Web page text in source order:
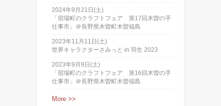
2024年9月21日(土)
「宿場町のクラフトフェア 第17回木曽の手
仕事市」＠長野県木曽町木曽福島
2023年11月11日(土)
世界キャラクターさみっと in 羽生 2023
2023年9月9日(土)
「宿場町のクラフトフェア 第16回木曽の手
仕事市」＠長野県木曽町木曽福島
More >>